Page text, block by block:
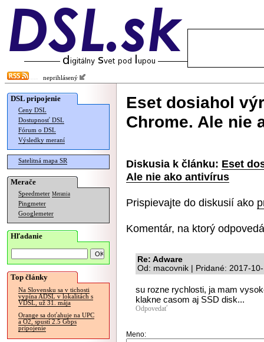
neprihlásený
DSL pripojenie
Ceny DSL
Dostupnosť DSL
Fórum o DSL
Výsledky meraní
Satelitná mapa SR
Merače
Speedmeter Merania
Pingmeter
Googlemeter
Hľadanie
Top články
Na Slovensku sa v tichosti
vypína ADSL v lokalitách s
VDSL, už 31. mája
Orange sa doťahuje na UPC
a O2, spustí 2.5 Gbps
pripojenie
Eset dosiahol
Chrome. Ale nie
Diskusia k článku: Eset
Ale nie ako antivírus
Prispievajte do diskusií ako
Komentár, na ktorý
Re: Adware
Od: macovnik | Pridané: 2017-
su rozne rychlosti, ja mam
klakne casom aj SSD disk...
Odpovedať
Meno: